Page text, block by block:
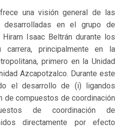
una visión general de las
desarrolladas en el grupo de
Isaac Beltrán durante los
principalmente en la
primero en la Unidad
Azcapotzalco. Durante este
el desarrollo de (i) ligandos
de compuestos de coordinación
de coordinación de
directamente por efecto